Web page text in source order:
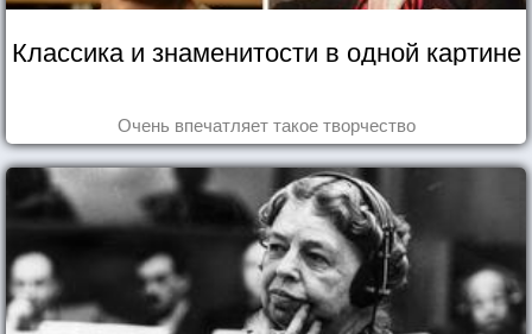
Классика и знаменитости в одной картине
Очень впечатляет такое творчество